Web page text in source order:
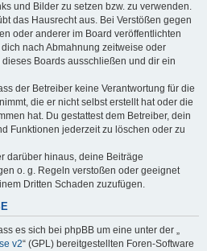
und Bilder zu setzen bzw. zu verwenden.
das Hausrecht aus. Bei Verstößen gegen
oder anderer im Board veröffentlichten
nach Abmahnung zeitweise oder
Boards ausschließen und dir ein
der Betreiber keine Verantwortung für die
die er nicht selbst erstellt hat oder die
hat. Du gestattest dem Betreiber, dein
Funktionen jederzeit zu löschen oder zu
darüber hinaus, deine Beiträge
o. g. Regeln verstoßen oder geeignet
Dritten Schaden zuzufügen.
es sich bei phpBB um eine unter der „
v2“ (GPL) bereitgestellten Foren-Software